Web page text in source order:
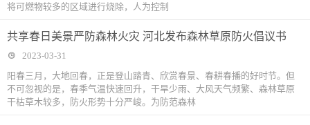
将可燃物较多的区域进行烧除，人为控制
共享春日美景严防森林火灾 河北发布森林草原防火倡议书
2023-03-31
阳春三月，大地回春，正是登山踏青、欣赏春景、春耕春播的好时节。但
不可忽视的是，春季气温快速回升，干旱少雨、大风天气频繁、森林草原
干枯草木较多，防火形势十分严峻。为防范森林